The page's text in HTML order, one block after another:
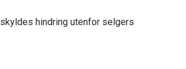
hindring utenfor selgers